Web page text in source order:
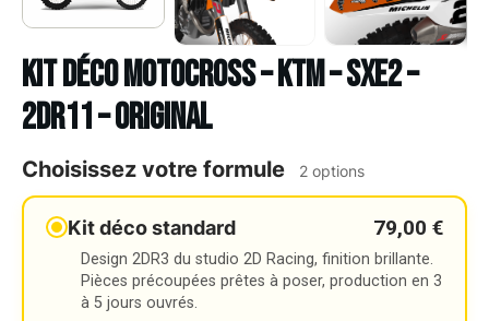
Kit déco Motocross – KTM – SXE2 –
2DR11 – ORIGINAL
Choisissez votre formule 2 options
Kit déco standard 79,00 €
Design 2DR3 du studio 2D Racing, finition brillante.
Pièces précoupées prêtes à poser, production en 3
à 5 jours ouvrés.